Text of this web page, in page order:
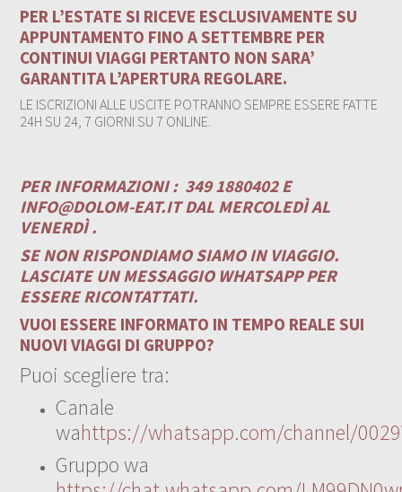
PER L’ESTATE SI RICEVE ESCLUSIVAMENTE SU
APPUNTAMENTO FINO A SETTEMBRE PER
CONTINUI VIAGGI PERTANTO NON SARA’
GARANTITA L’APERTURA REGOLARE.
LE ISCRIZIONI ALLE USCITE POTRANNO SEMPRE ESSERE FATTE
24H SU 24, 7 GIORNI SU 7 ONLINE.
PER INFORMAZIONI : 349 1880402 E
INFO@DOLOM-EAT.ITDAL MERCOLEDÌ AL
VENERDÌ .
SE NON RISPONDIAMO SIAMO IN VIAGGIO.
LASCIATE UN MESSAGGIO WHATSAPP PER
ESSERE RICONTATTATI.
VUOI ESSERE INFORMATO IN TEMPO REALE SUI
NUOVI VIAGGI DI GRUPPO?
Puoi scegliere tra:
Canale
wahttps://whatsapp.com/channel/
Gruppo wa